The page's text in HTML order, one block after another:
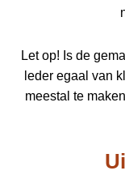
Let op! Is de
leder egaal van
meestal te